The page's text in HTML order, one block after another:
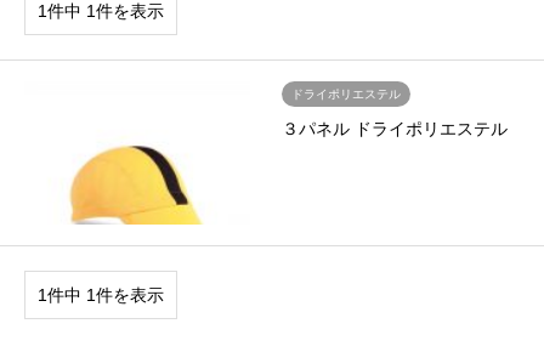
1件中 1件を表示
ドライポリエステル
３パネル ドライポリエステル
1件中 1件を表示